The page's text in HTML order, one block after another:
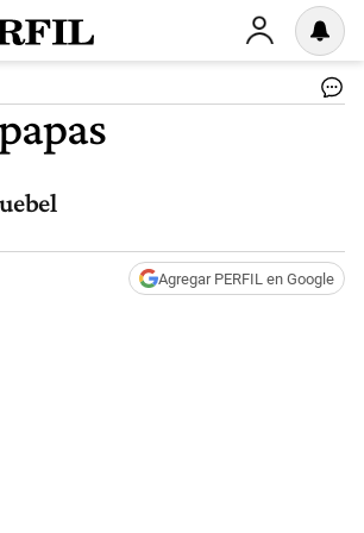
Agregar PERFIL en Google